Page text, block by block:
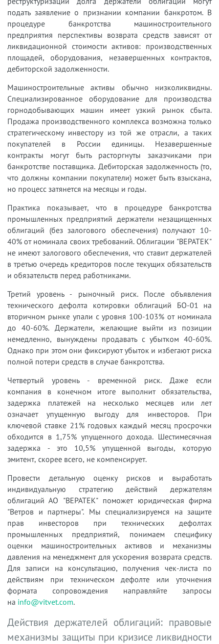
подать заявление о признании компании банкротом. В
процедуре банкротства машиностроительного
предприятия перспективы возврата средств зависят от
ликвидационной стоимости активов: производственных
площадей, оборудования, незавершенных контрактов,
дебиторской задолженности.
Машиностроительные активы обычно низколиквидны.
Специализированное оборудование для производства
горнодобывающих машин имеет узкий рынок сбыта.
Продажа производственного комплекса возможна только
стратегическому инвестору из той же отрасли, а таких
покупателей в России единицы. Незавершенные
контракты могут быть расторгнуты заказчиками при
банкротстве поставщика. Дебиторская задолженность (то,
что должны компании покупатели) может быть взыскана,
но процесс затянется на месяцы и годы.
Практика показывает, что в процедуре банкротства
промышленных предприятий держатели незащищенных
облигаций (без залогового обеспечения) получают 10-
40% от номинала своих требований. Облигации "ВЕРАТЕК"
не имеют залогового обеспечения, что ставит держателей
в третью очередь кредиторов после текущих обязательств
и обязательств перед работниками.
Третий уровень - рыночный риск. После объявления
технического дефолта котировки облигаций БО-01 на
вторичном рынке упали с уровня 100-103% от номинала
до 40-60%. Держатели, желающие выйти из позиции
немедленно, вынуждены продавать с убытком 40-60%.
Однако при этом они фиксируют убыток и избегают риска
полной потери средств в случае банкротства.
Четвертый уровень - временной риск. Даже если
компания в конечном итоге выполнит обязательства,
задержка платежей на несколько месяцев или лет
означает упущенную выгоду для инвесторов. При
ключевой ставке 21% годовых каждый месяц просрочки
обходится в 1,75% упущенного дохода. Шестимесячная
задержка - это 10,5% упущенной выгоды, которую
эмитент, скорее всего, не компенсирует.
Провести детальную оценку рисков и выработать
индивидуальную стратегию действий держателям
облигаций АО "ВЕРАТЕК" поможет юридическая фирма
"Ветров и партнеры". Мы специализируемся на защите
прав инвесторов при технических дефолтах
промышленных предприятий, понимаем специфику
оценки машиностроительных активов и механизмы
давления на менеджмент для ускорения возврата средств.
Для записи на консультацию, получения чек-листа по
действиям при техническом дефолте или уточнения
формата сопровождения направляйте запросы
на info@vitvet.com.
Действия держателей облигаций: правовые
механизмы защиты при кризисе ликвидности